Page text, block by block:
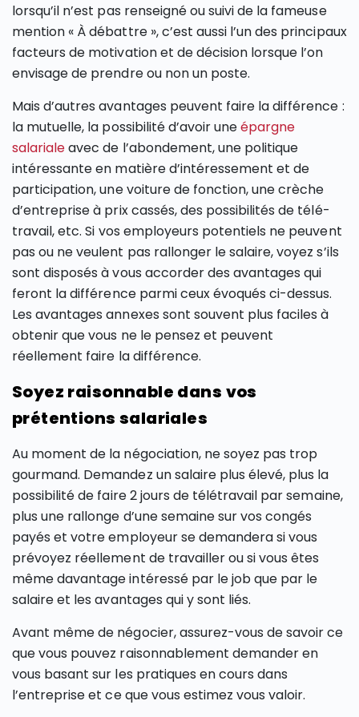
lorsqu’il n’est pas renseigné ou suivi de la fameuse
mention « À débattre », c’est aussi l’un des principaux
facteurs de motivation et de décision lorsque l’on
envisage de prendre ou non un poste.
Mais d’autres avantages peuvent faire la différence :
la mutuelle, la possibilité d’avoir uneépargne
salarialeavec de l’abondement, une politique
intéressante en matière d’intéressement et de
participation, une voiture de fonction, une crèche
d’entreprise à prix cassés, des possibilités de télé-
travail, etc. Si vos employeurs potentiels ne peuvent
pas ou ne veulent pas rallonger le salaire, voyez s’ils
sont disposés à vous accorder des avantages qui
feront la différence parmi ceux évoqués ci-dessus.
Les avantages annexes sont souvent plus faciles à
obtenir que vous ne le pensez et peuvent
réellement faire la différence.
Soyez raisonnable dans vos
prétentions salariales
Au moment de la négociation, ne soyez pas trop
gourmand. Demandez un salaire plus élevé, plus la
possibilité de faire 2 jours de télétravail par semaine,
plus une rallonge d’une semaine sur vos congés
payés et votre employeur se demandera si vous
prévoyez réellement de travailler ou si vous êtes
même davantage intéressé par le job que par le
salaire et les avantages qui y sont liés.
Avant même de négocier, assurez-vous de savoir ce
que vous pouvez raisonnablement demander en
vous basant sur les pratiques en cours dans
l’entreprise et ce que vous estimez vous valoir.